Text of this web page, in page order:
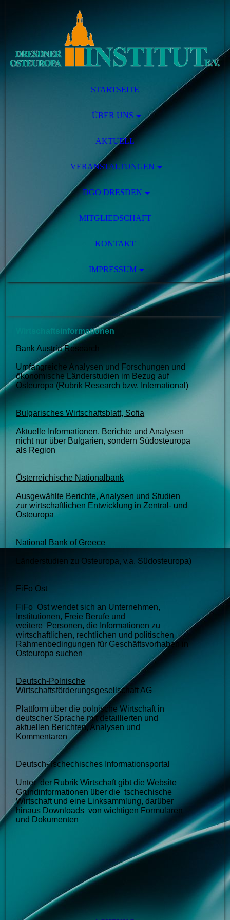
STARTSEITE
ÜBER UNS
AKTUELL
VERANSTALTUNGEN
DGO DRESDEN
MITGLIEDSCHAFT
KONTAKT
IMPRESSUM
Wirtschaftsinformationen
Bank Austria Research
Umfangreiche Analysen und Forschungen und
ökonomische Länderstudien im Bezug auf
Osteuropa (Rubrik Research bzw. International)
Bulgarisches Wirtschaftsblatt, Sofia
Aktuelle Informationen, Berichte und Analysen
nicht nur über Bulgarien, sondern Südosteuropa
als Region
Österreichische Nationalbank
Ausgewählte Berichte, Analysen und Studien
zur wirtschaftlichen Entwicklung in Zentral- und
Osteuropa
National Bank of Greece
Länderstudien zu Osteuropa, v.a. Südosteuropa)
FiFo Ost
FiFo Ost wendet sich an Unternehmen,
Institutionen, Freie Berufe und
weitere Personen, die Informationen zu
wirtschaftlichen, rechtlichen und politischen
Rahmenbedingungen für Geschäftsvorhaben in
Osteuropa suchen
Deutsch-Polnische
Wirtschaftsförderungsgesellschaft AG
Plattform über die polnische Wirtschaft in
deutscher Sprache mit detaillierten und
aktuellen Berichten, Analysen und
Kommentaren
Deutsch-Tschechisches Informationsportal
Unter der Rubrik Wirtschaft gibt die Website
Grundinformationen über die tschechische
Wirtschaft und eine Linksammlung, darüber
hinaus Downloads von wichtigen Formularen
und Dokumenten